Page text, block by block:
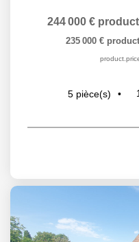
244 000 €
235 000 €
5 pièce(s)